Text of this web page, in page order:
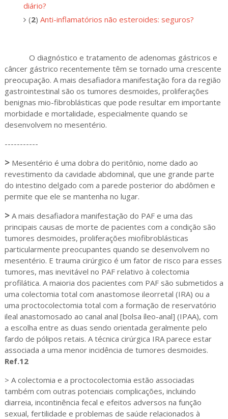
diário?
(2)Anti-inflamatórios não esteroides: seguros?
O diagnóstico e tratamento de adenomas gástricos e
câncer gástrico recentemente têm se tornado uma crescente
preocupação. A mais desafiadora manifestação fora da região
gastrointestinal são os tumores desmoides, proliferações
benignas mio-fibroblásticas que pode resultar em importante
morbidade e mortalidade, especialmente quando se
desenvolvem no mesentério.
-----------
>Mesentério é uma dobra do peritônio, nome dado ao
revestimento da cavidade abdominal, que une grande parte
do intestino delgado com a parede posterior do abdômen e
permite que ele se mantenha no lugar.
>A mais desafiadora manifestação do PAF e uma das
principais causas de morte de pacientes com a condição são
tumores desmoides, proliferações miofibroblásticas
particularmente preocupantes quando se desenvolvem no
mesentério. E trauma cirúrgico é um fator de risco para esses
tumores, mas inevitável no PAF relativo à colectomia
profilática. A maioria dos pacientes com PAF são submetidos a
uma colectomia total com anastomose ileorretal (IRA) ou a
uma proctocolectomia total com a formação de reservatório
ileal anastomosado ao canal anal [bolsa íleo-anal] (IPAA), com
a escolha entre as duas sendo orientada geralmente pelo
fardo de pólipos retais. A técnica cirúrgica IRA parece estar
associada a uma menor incidência de tumores desmoides.
Ref.12
> A colectomia e a proctocolectomia estão associadas
também com outras potenciais complicações, incluindo
diarreia, incontinência fecal e efeitos adversos na função
sexual, fertilidade e problemas de saúde relacionados à